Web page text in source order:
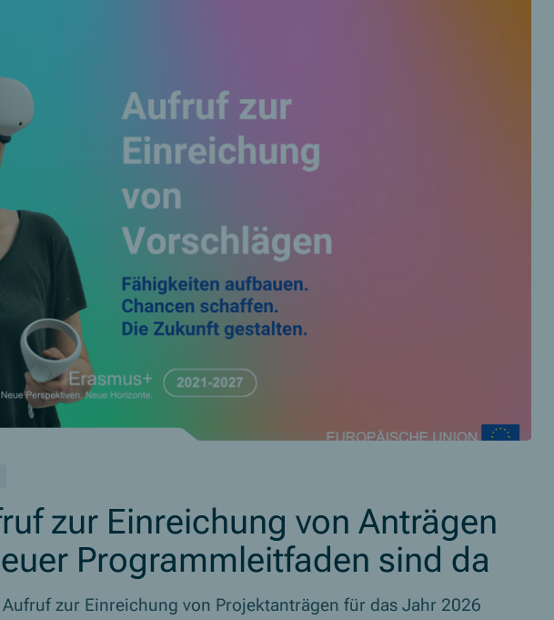
zur Einreichung von Anträgen
Programmleitfaden sind da
zur Einreichung von Projektanträgen für das Jahr 2026